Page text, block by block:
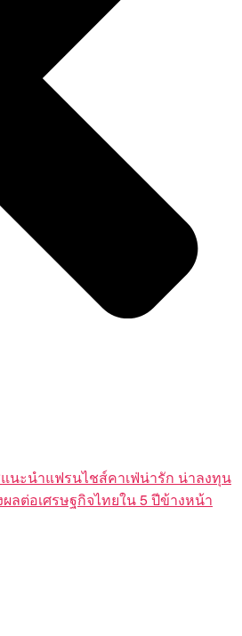
นะนำแฟรนไชส์คาเฟ่น่ารัก น่าลงทุน
ลต่อเศรษฐกิจไทยใน 5 ปีข้างหน้า